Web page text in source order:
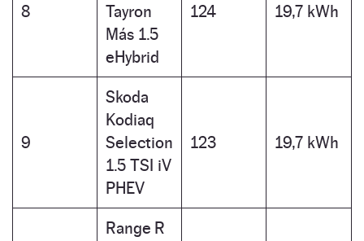
8
Tayron
Más 1.5
eHybrid
124 19,7 kWh
9
Skoda
Kodiaq
Selection
1.5 TSI iV
PHEV
123 19,7 kWh
Range R